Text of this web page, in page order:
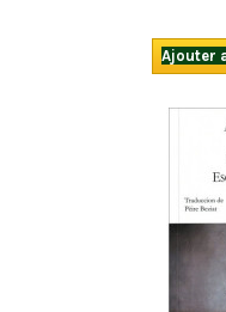
joyaux de la grande
Ajouter